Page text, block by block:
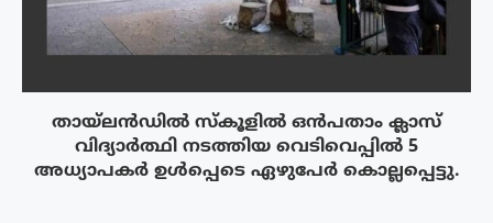
തായ്‌ലൻഡിൽ സ്കൂളിൽ ഒൻപതാം ക്ലാസ്
വിദ്യാർത്ഥി നടത്തിയ വെടിവെപ്പിൽ 5
അധ്യാപകർ ഉൾപ്പെടെ ഏഴുപേർ കൊല്ലപ്പെട്ടു.